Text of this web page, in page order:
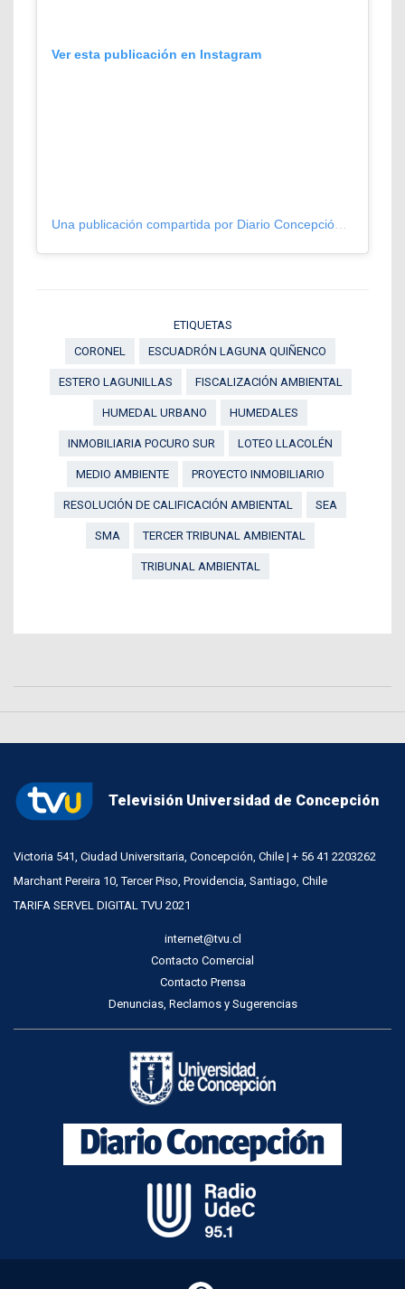
Ver esta publicación en Instagram
ETIQUETAS
CORONEL
ESCUADRÓN LAGUNA QUIÑENCO
ESTERO LAGUNILLAS FISCALIZACIÓN AMBIENTAL
HUMEDAL URBANO HUMEDALES
INMOBILIARIA POCURO SUR LOTEO LLACOLÉN
MEDIO AMBIENTE PROYECTO INMOBILIARIO
RESOLUCIÓN DE CALIFICACIÓN AMBIENTAL SEA
SMA TERCER TRIBUNAL AMBIENTAL
TRIBUNAL AMBIENTAL
Televisión Universidad de Concepción
Victoria 541, Ciudad Universitaria, Concepción, Chile | + 56 41 2203262
Marchant Pereira 10, Tercer Piso, Providencia, Santiago, Chile
TARIFA SERVEL DIGITAL TVU 2021
internet@tvu.cl
Contacto Comercial
Contacto Prensa
Denuncias, Reclamos y Sugerencias